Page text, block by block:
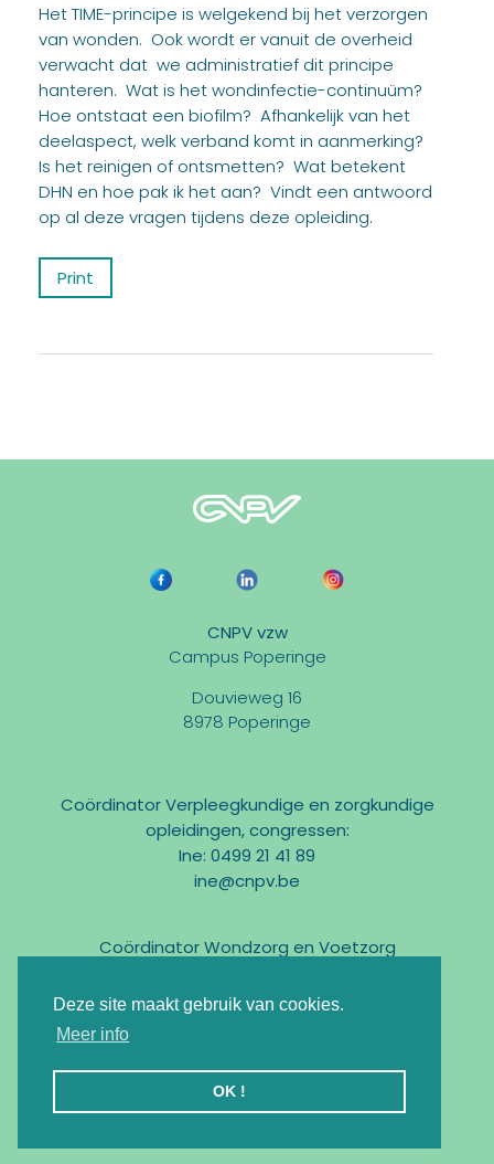
Deze site maakt gebruik van cookies.
Meer info
OK !
Het TIME-principe is welgekend bij het verzorgen
van wonden. Ook wordt er vanuit de overheid
verwacht dat we administratief dit principe
hanteren. Wat is het wondinfectie-continuüm?
Hoe ontstaat een biofilm? Afhankelijk van het
deelaspect, welk verband komt in aanmerking?
Is het reinigen of ontsmetten? Wat betekent
DHN en hoe pak ik het aan? Vindt een antwoord
op al deze vragen tijdens deze opleiding.
Print
CNPV vzw
Campus Poperinge
Douvieweg 16
8978 Poperinge
Coördinator Verpleegkundige en zorgkundige
opleidingen, congressen:
Ine: 0499 21 41 89
ine@cnpv.be
Coördinator Wondzorg en Voetzorg
marc@cnpv.be
Registratie KMO-Portefeuille : DV.O105524